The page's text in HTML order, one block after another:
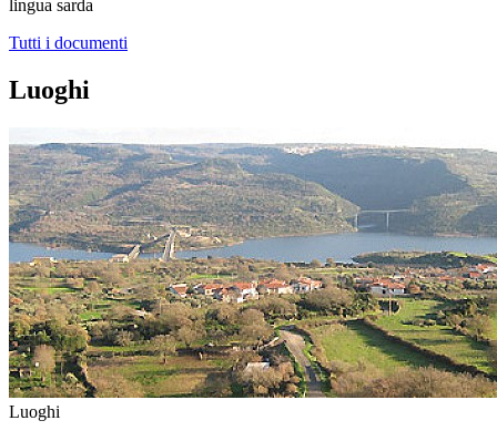
lingua sarda
Tutti i documenti
Luoghi
Luoghi